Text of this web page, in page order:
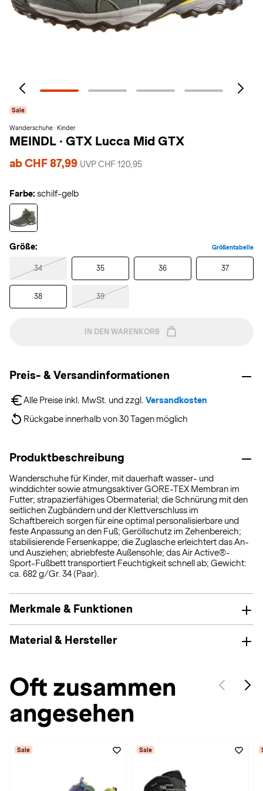
Sale
Wanderschuhe · Kinder
MEINDL · GTX Lucca Mid GTX
ab CHF 87,99 UVP CHF 120,95
Farbe: schilf-gelb
Größe: Größentabelle
34 35 36 37
38 39
IN DEN WARENKORB
Preis- & Versandinformationen
Alle Preise inkl. MwSt. und zzgl. Versandkosten
Rückgabe innerhalb von 30 Tagen möglich
Produktbeschreibung
Wanderschuhe für Kinder, mit dauerhaft wasser- und
winddichter sowie atmungsaktiver GORE-TEX Membran im
Futter; strapazierfähiges Obermaterial; die Schnürung mit den
seitlichen Zugbändern und der Klettverschluss im
Schaftbereich sorgen für eine optimal personalisierbare und
feste Anpassung an den Fuß; Geröllschutz im Zehenbereich;
stabilisierende Fersenkappe; die Zuglasche erleichtert das An-
und Ausziehen; abriebfeste Außensohle; das Air Active®-
Sport-Fußbett transportiert Feuchtigkeit schnell ab; Gewicht:
ca. 682 g/Gr. 34 (Paar).
Merkmale & Funktionen
Material & Hersteller
Oft zusammen
angesehen
Sale Sale